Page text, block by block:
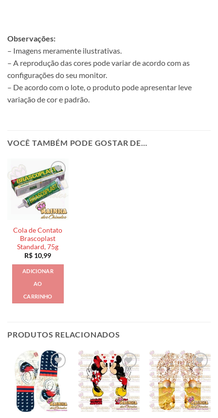
Observações:
– Imagens meramente ilustrativas.
– A reprodução das cores pode variar de acordo com as
configurações do seu monitor.
– De acordo com o lote, o produto pode apresentar leve
variação de cor e padrão.
VOCÊ TAMBÉM PODE GOSTAR DE…
Cola de Contato
Brascoplast
Standard, 75g
R$ 10,99
ADICIONAR
AO
CARRINHO
PRODUTOS RELACIONADOS